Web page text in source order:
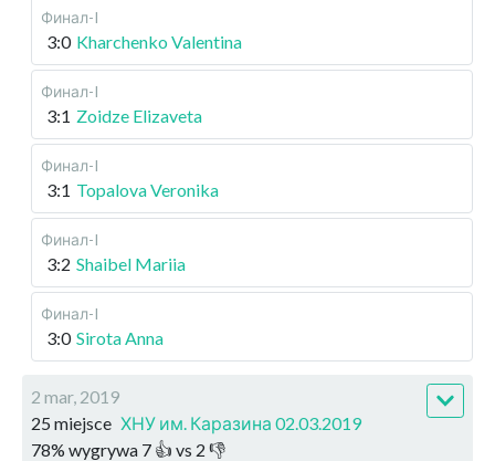
Финал-I
3:0 Kharchenko Valentina
Финал-I
3:1 Zoidze Elizaveta
Финал-I
3:1 Topalova Veronika
Финал-I
3:2 Shaibel Mariia
Финал-I
3:0 Sirota Anna
2 mar, 2019
25 miejsce ХНУ им. Каразина 02.03.2019
78% wygrywa 7 👍 vs 2 👎